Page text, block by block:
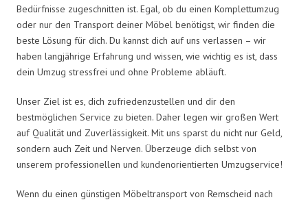
Bedürfnisse zugeschnitten ist. Egal, ob du einen Komplettumzug
oder nur den Transport deiner Möbel benötigst, wir finden die
beste Lösung für dich. Du kannst dich auf uns verlassen – wir
haben langjährige Erfahrung und wissen, wie wichtig es ist, dass
dein Umzug stressfrei und ohne Probleme abläuft.
Unser Ziel ist es, dich zufriedenzustellen und dir den
bestmöglichen Service zu bieten. Daher legen wir großen Wert
auf Qualität und Zuverlässigkeit. Mit uns sparst du nicht nur Geld,
sondern auch Zeit und Nerven. Überzeuge dich selbst von
unserem professionellen und kundenorientierten Umzugservice!
Wenn du einen günstigen Möbeltransport von Remscheid nach